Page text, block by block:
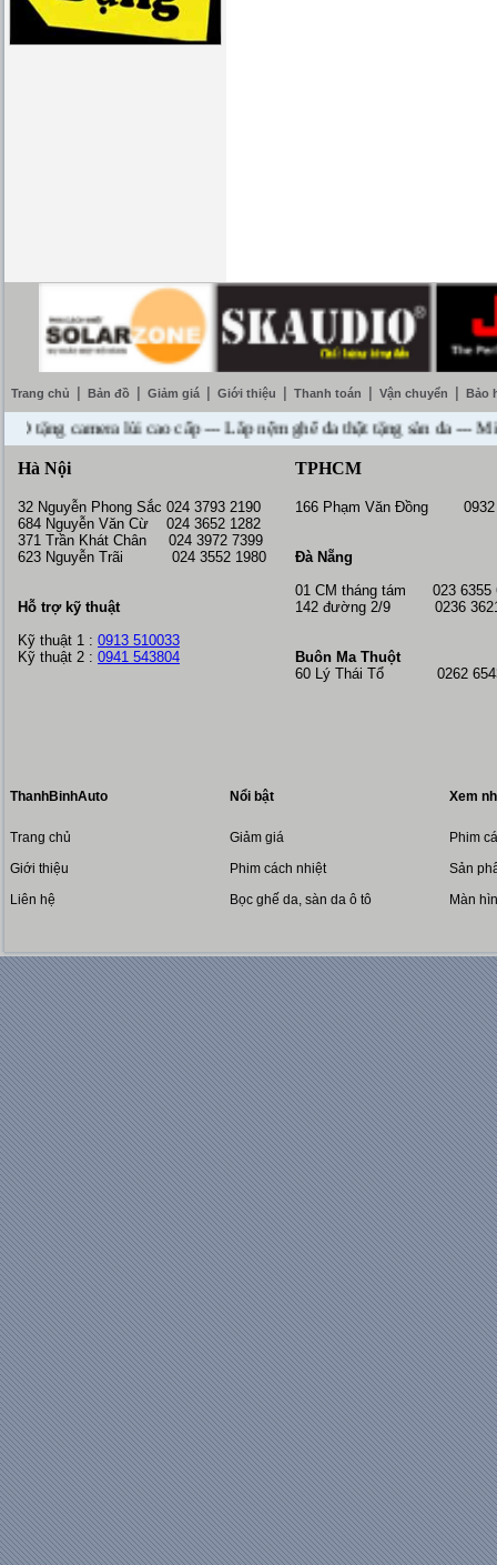
Trang chủ Bản đồ Giảm giá Giới thiệu Thanh toán Vận chuyển Bảo
camera lùi cao cấp --- Lắp nệm ghế da thật tặng sàn da --- Miễn
Hà Nội
32 Nguyễn Phong Sắc 024 3793 2190
684 Nguyễn Văn Cừ 024 3652 1282
371 Trần Khát Chân 024 3972 7399
623 Nguyễn Trãi 024 3552 1980
Hỗ trợ kỹ thuật
Kỹ thuật 1 : 0913 510033
Kỹ thuật 2 : 0941 543804
TPHCM
166 Phạm Văn Đồng 0932
Đà Nẵng
01 CM tháng tám 023 6355
142 đường 2/9 0236
Buôn Ma Thuột
60 Lý Thái Tổ 0262
ThanhBinhAuto
Trang chủ
Giới thiệu
Liên hệ
Nổi bật
Giảm giá
Phim cách nhiệt
Bọc ghế da, sàn da ô tô
Xem
Phim
Sản
Màn